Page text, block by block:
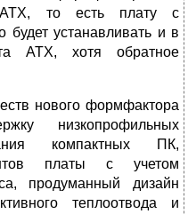
то есть плату с
устанавливать и в
АТХ, хотя обратное
нового формфактора
низкопрофильных
компактных ПК,
платы с учетом
продуманный дизайн
теплоотвода и